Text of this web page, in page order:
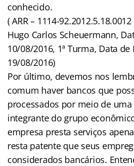
conhecido.
( ARR – 1114-
Hugo Carlos Scheuermann,
10/08/2016, 1ª Turma, Data de
19/08/2016)
Por último, devemos nos
comum haver bancos que
processados por meio de
integrante do grupo
empresa presta serviços
resta patente que seus
considerados bancários.